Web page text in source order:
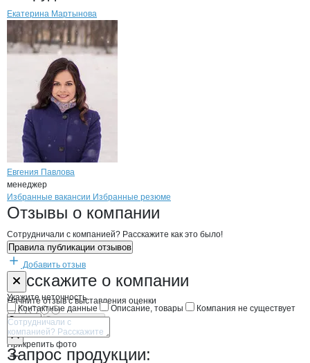
Екатерина Мартынова
Евгения Павлова
менеджер
Брендыкомпани Кнауф Пенопласт
Вакансии вКнауф Пенопласт
Избранные вакансии Избранные резюме
Новости oКнауф Пенопласт, ООО
Отзывы о компании
Сотрудничали с компанией? Расскажите как это было!
Правила публикации отзывов
Добавить отзыв
Расскажите о компании
Начните отзыв с выставления оценки
Прикрепить фото
Форма обратной связи о неточностях
Укажите неточность
Контактные данные
Описание, товары Компания не существует
Отмена Опубликовать
Запрос продукции: